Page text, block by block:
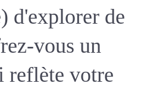
d'explorer de
vous un
reflète votre